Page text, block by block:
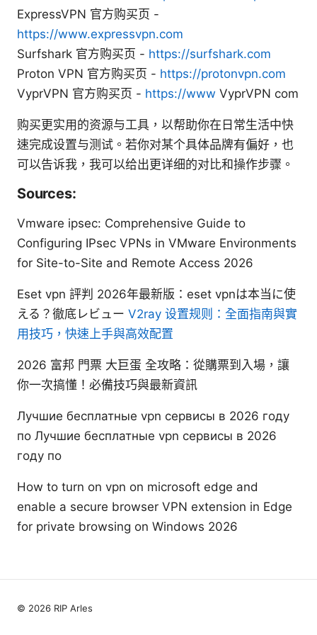
ExpressVPN 官方购买页 -
https://www.expressvpn.com
Surfshark 官方购买页 - https://surfshark.com
Proton VPN 官方购买页 - https://protonvpn.com
VyprVPN 官方购买页 - https://www VyprVPN com
购买更实用的资源与工具，以帮助你在日常生活中快
速完成设置与测试。若你对某个具体品牌有偏好，也
可以告诉我，我可以给出更详细的对比和操作步骤。
Sources:
Vmware ipsec: Comprehensive Guide to
Configuring IPsec VPNs in VMware Environments
for Site-to-Site and Remote Access 2026
Eset vpn 評判 2026年最新版：eset vpnは本当に使
える？徹底レビュー V2ray 设置规则：全面指南與實
用技巧，快速上手與高效配置
2026 富邦 門票 大巨蛋 全攻略：從購票到入場，讓
你一次搞懂！必備技巧與最新資訊
Лучшие бесплатные vpn сервисы в 2026 году
по Лучшие бесплатные vpn сервисы в 2026
году по
How to turn on vpn on microsoft edge and
enable a secure browser VPN extension in Edge
for private browsing on Windows 2026
© 2026 RIP Arles